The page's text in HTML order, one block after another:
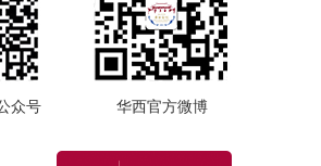
众号 华西官方微博